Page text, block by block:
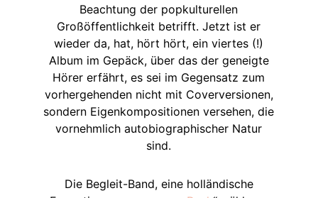
Beachtung der popkulturellen
Großöffentlichkeit betrifft. Jetzt ist er
wieder da, hat, hört hört, ein viertes (!)
Album im Gepäck, über das der geneigte
Hörer erfährt, es sei im Gegensatz zum
vorhergehenden nicht mit Coverversionen,
sondern Eigenkompositionen versehen, die
vornehmlich autobiographischer Natur
sind.
Die Begleit-Band, eine holländische